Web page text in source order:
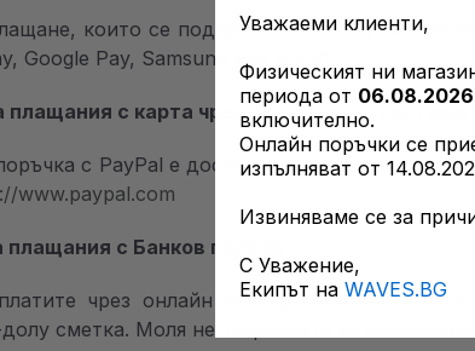
които се подържат са: VISA,
Google Pay, Samsung Pay, iCARD.
с карта чрез платежната система
с PayPal е достатъчно да имате
www.paypal.com
с Банков превод
чрез онлайн банкиране или на
сметка. Моля не забравяйте на
Уважаеми клиенти,
Физическият ни
периода от
включително.
Онлайн поръчки се
изпълняват от
Извиняваме се за
С Уважение,
Екипът на WAVES.BG